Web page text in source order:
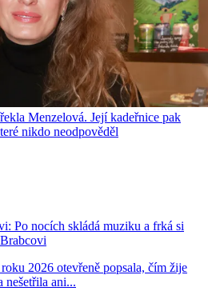
Menzelová. Její kadeřnice pak
nikdo neodpověděl
Po nocích skládá muziku a frká si
2026 otevřeně popsala, čím žije
ani...